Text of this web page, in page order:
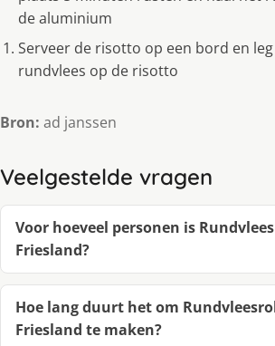
de aluminium
Serveer de risotto op een bord en
rundvlees op de risotto
Bron: ad janssen
Veelgestelde vragen
Voor hoeveel personen is
Friesland?
Hoe lang duurt het om
Friesland te maken?